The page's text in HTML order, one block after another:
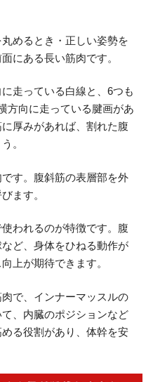
めるとき・正しい姿勢を
にある長い筋肉です。
走っている白線と、6つも
方向に走っている腱画があ
厚みがあれば、割れた腹
。
す。腹斜筋の表層部を外
ます。
われるのが特徴です。腹
ど、身体をひねる動作が
上が期待できます。
で、インナーマッスルの
、内臓のポジションなど
る役割があり、体幹を安